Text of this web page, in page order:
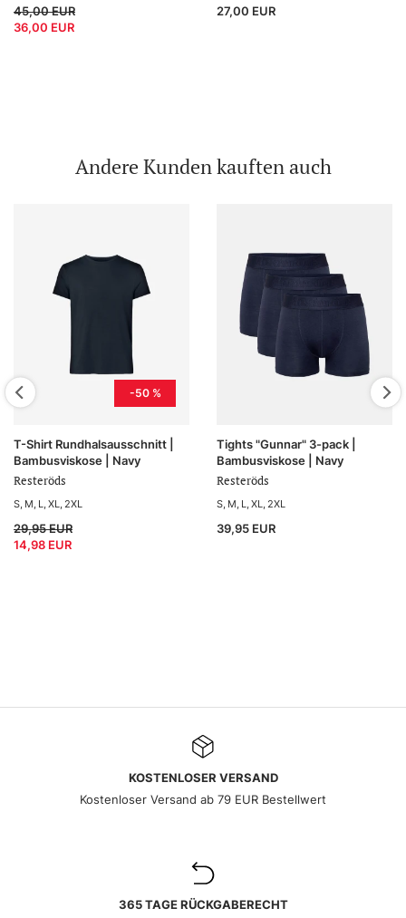
45,00 EUR
36,00 EUR
27,00 EUR
Andere Kunden kauften auch
-50 %
T-Shirt Rundhalsausschnitt |
Bambusviskose | Navy
Resteröds
S M L XL 2XL
29,95 EUR
14,98 EUR
Tights "Gunnar" 3-pack |
Bambusviskose | Navy
Resteröds
S M L XL 2XL
39,95 EUR
KOSTENLOSER VERSAND
Kostenloser Versand ab 79 EUR Bestellwert
365 TAGE RÜCKGABERECHT